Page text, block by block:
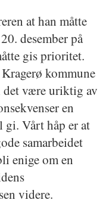
at han måtte
desember på
gis prioritet.
kommune
det være uriktig av
en
gi. Vårt håp er at
samarbeidet
enige om en
videre.